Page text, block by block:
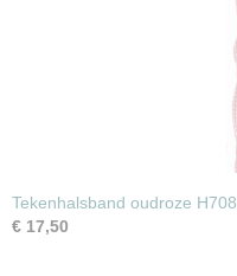
Tekenhalsband oudroze H708
€ 17,50